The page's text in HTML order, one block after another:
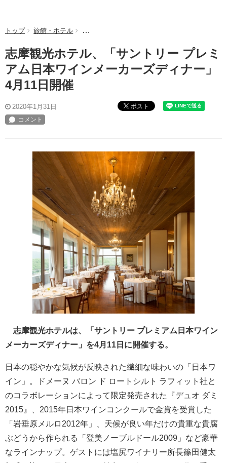
トップ 旅館・ホテル 志摩観光ホテル、「サントリー プレミアム日本
志摩観光ホテル、「サントリー プレミ
アム日本ワインメーカーズディナー」
4月11日開催
2020年1月31日 ポスト
志摩観光ホテルは、「サントリー プレミアム日本ワイン
メーカーズディナー」を4月11日に開催する。
日本の穏やかな気候が反映された繊細な味わいの「日本ワ
イン」。ドメーヌ バロン ド ロートシルト ラフィット社と
のコラボレーションによって限定発売された『デュオ ダミ
2015』、2015年日本ワインコンクールで金賞を受賞した
「岩垂原メルロ2012年」、天候が良い年だけの貴重な貴腐
ぶどうから作られる「登美ノーブルドール2009」など豪華
なラインナップ。ゲストには塩尻ワイナリー所長篠田健太